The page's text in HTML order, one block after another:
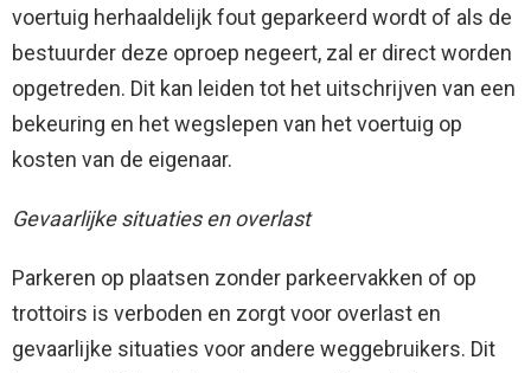
voertuig herhaaldelijk fout geparkeerd wordt of als de
bestuurder deze oproep negeert, zal er direct worden
opgetreden. Dit kan leiden tot het uitschrijven van een
bekeuring en het wegslepen van het voertuig op
kosten van de eigenaar.
Gevaarlijke situaties en overlast
Parkeren op plaatsen zonder parkeervakken of op
trottoirs is verboden en zorgt voor overlast en
gevaarlijke situaties voor andere weggebruikers. Dit